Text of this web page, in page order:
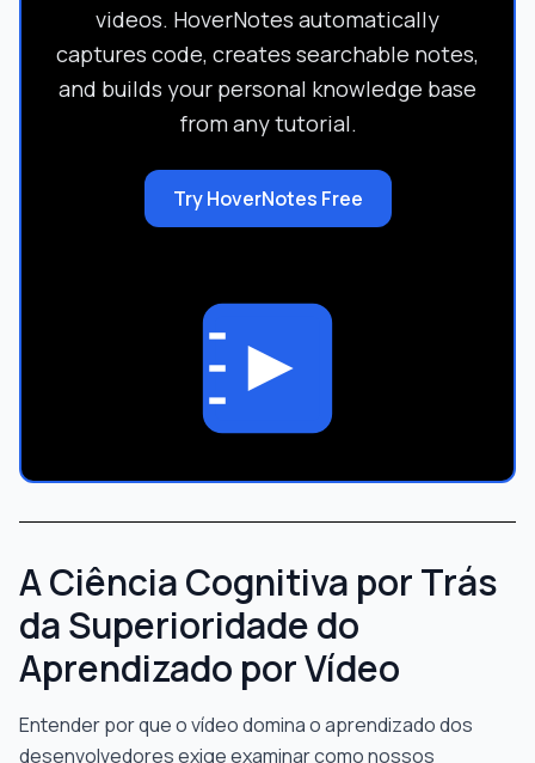
videos. HoverNotes automatically
captures code, creates searchable notes,
and builds your personal knowledge base
from any tutorial.
Try HoverNotes Free
A Ciência Cognitiva por Trás
da Superioridade do
Aprendizado por Vídeo
Entender por que o vídeo domina o aprendizado dos
desenvolvedores exige examinar como nossos